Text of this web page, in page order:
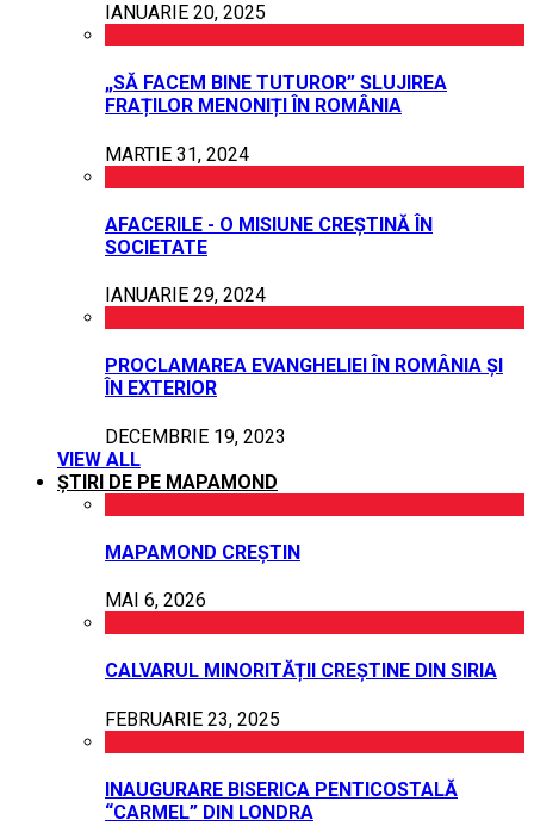
IANUARIE 20, 2025
„SĂ FACEM BINE TUTUROR” SLUJIREA
FRAȚILOR MENONIȚI ÎN ROMÂNIA
MARTIE 31, 2024
AFACERILE - O MISIUNE CREȘTINĂ ÎN
SOCIETATE
IANUARIE 29, 2024
PROCLAMAREA EVANGHELIEI ÎN ROMÂNIA ȘI
ÎN EXTERIOR
DECEMBRIE 19, 2023
VIEW ALL
ȘTIRI DE PE MAPAMOND
MAPAMOND CREȘTIN
MAI 6, 2026
CALVARUL MINORITĂȚII CREȘTINE DIN SIRIA
FEBRUARIE 23, 2025
INAUGURARE BISERICA PENTICOSTALĂ
“CARMEL” DIN LONDRA